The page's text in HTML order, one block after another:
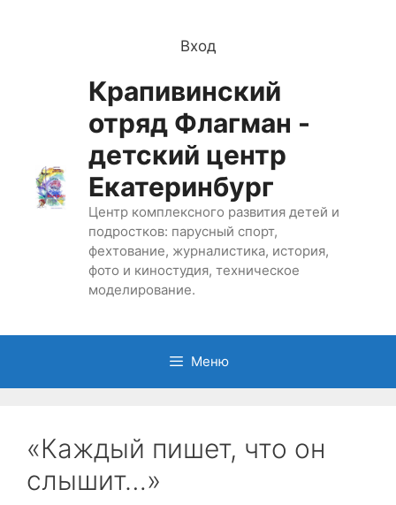
Вход
Крапивинский
отряд Флагман -
детский центр
Екатеринбург
Центр комплексного развития детей и
подростков: парусный спорт,
фехтование, журналистика, история,
фото и киностудия, техническое
моделирование.
Меню
«Каждый пишет, что он
слышит…»